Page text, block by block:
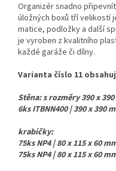
Organizér snadno
úložných boxů tří velikostí
matice, podložky a další
je vyroben z kvalitního
každé garáže či dílny.
Varianta číslo 11
Stěna: s rozměry 390 x 390
6ks ITBNN400 | 390 x 390
krabičky:
75ks NP4 | 80 x 115 x 60
75ks NP4 | 80 x 115 x 60